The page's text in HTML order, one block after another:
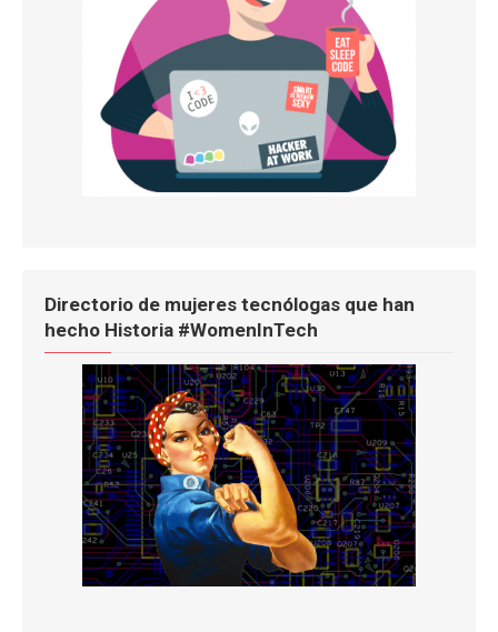
Directorio de mujeres tecnólogas que han
hecho Historia #WomenInTech